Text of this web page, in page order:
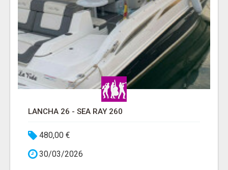
LANCHA 26 - SEA RAY 260
480,00 €
30/03/2026